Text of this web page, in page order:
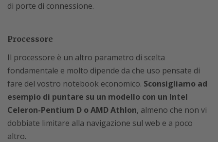
di porte di connessione.
Processore
Il processore è un altro parametro di scelta
fondamentale e molto dipende da che uso pensate di
fare del vostro notebook economico. Sconsigliamo ad
esempio di puntare su un modello con un Intel
Celeron-Pentium D o AMD Athlon, almeno che non vi
dobbiate limitare alla navigazione sul web e a poco
altro.